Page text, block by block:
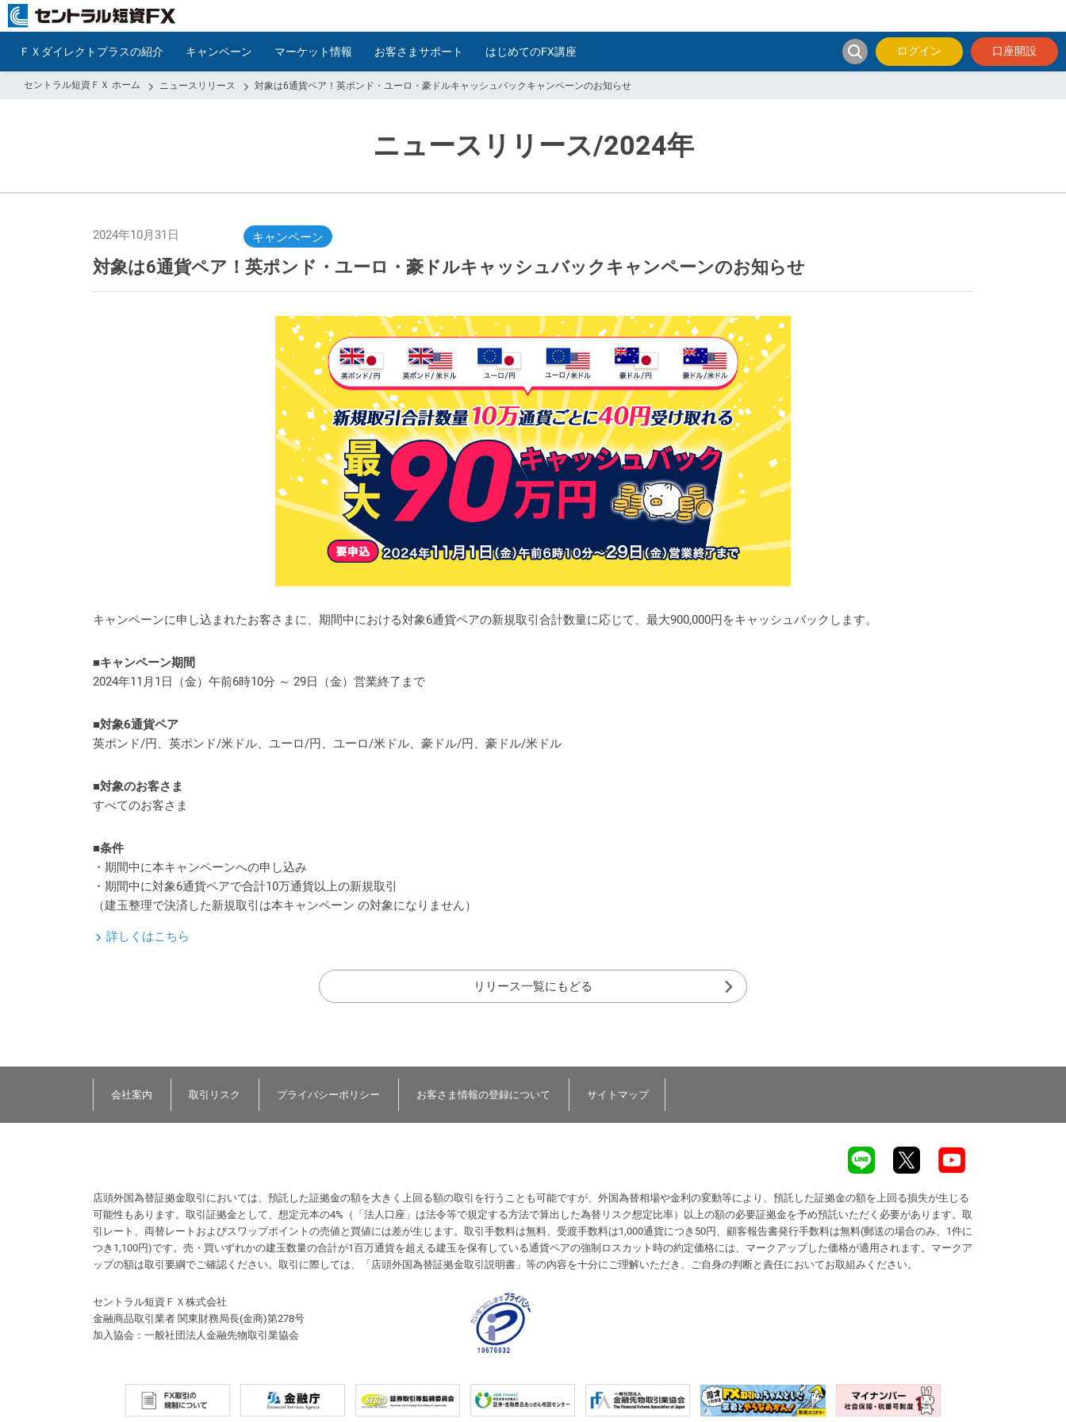
ＦＸダイレクトプラスの紹介 キャンペーン マーケット情報 お客さまサポート はじめてのFX講座 ログイン 口座開設
セントラル短資ＦＸ ホーム ニュースリリース 対象は6通貨ペア！英ポンド・ユーロ・豪ドルキャッシュバックキャンペーンのお知らせ
ニュースリリース/2024年
2024年10月31日 キャンペーン
対象は6通貨ペア！英ポンド・ユーロ・豪ドルキャッシュバックキャンペーンのお知らせ
キャンペーンに申し込まれたお客さまに、期間中における対象6通貨ペアの新規取引合計数量に応じて、最大900,000円をキャッシュバックします。
■キャンペーン期間
2024年11月1日（金）午前6時10分 ～ 29日（金）営業終了まで
■対象6通貨ペア
英ポンド/円、英ポンド/米ドル、ユーロ/円、ユーロ/米ドル、豪ドル/円、豪ドル/米ドル
■対象のお客さま
すべてのお客さま
■条件
・期間中に本キャンペーンへの申し込み
・期間中に対象6通貨ペアで合計10万通貨以上の新規取引
（建玉整理で決済した新規取引は本キャンペーン の対象になりません）
詳しくはこちら
リリース一覧にもどる
会社案内 取引リスク プライバシーポリシー お客さま情報の登録について サイトマップ
店頭外国為替証拠金取引においては、預託した証拠金の額を大きく上回る額の取引を行うことも可能ですが、外国為替相場や金利の変動等により、預託した証拠金の額を上回る損失が生じる
可能性もあります。取引証拠金として、想定元本の4%（「法人口座」は法令等で規定する方法で算出した為替リスク想定比率）以上の額の必要証拠金を予め預託いただく必要があります。取
引レート、両替レートおよびスワップポイントの売値と買値には差が生じます。取引手数料は無料、受渡手数料は1,000通貨につき50円、顧客報告書発行手数料は無料(郵送の場合のみ、1件に
つき1,100円)です。売・買いずれかの建玉数量の合計が1百万通貨を超える建玉を保有している通貨ペアの強制ロスカット時の約定価格には、マークアップした価格が適用されます。マークア
ップの額は取引要綱でご確認ください。取引に際しては、「店頭外国為替証拠金取引説明書」等の内容を十分にご理解いただき、ご自身の判断と責任においてお取組みください。
セントラル短資ＦＸ株式会社
金融商品取引業者 関東財務局長(金商)第278号
加入協会：一般社団法人金融先物取引業協会